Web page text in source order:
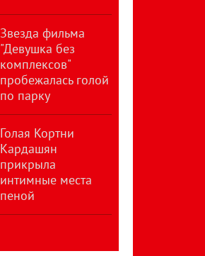
Звезда фильма
"Девушка без
комплексов"
пробежалась голой
по парку
Голая Кортни
Кардашян
прикрыла
интимные места
пеной